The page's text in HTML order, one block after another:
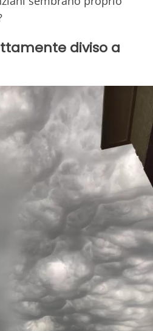
diviso a